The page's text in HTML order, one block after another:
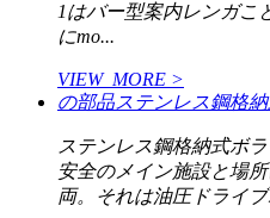
1はバー型案内レンガこ
にmo...
VIEW_MORE >
の部品ステンレス鋼格
ステンレス鋼格納式ボ
安全のメイン施設と場
両。それは油圧ドライ